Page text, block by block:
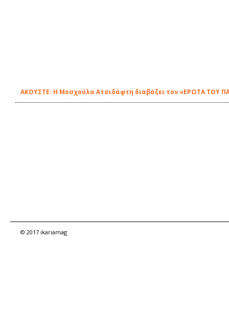
ΑΚΟΥΣΤΕ: Η Μοσχούλα Ατσιδάφτη διαβάζει τον «ΕΡΩΤΑ ΤΟΥ
© 2017 ikariamag